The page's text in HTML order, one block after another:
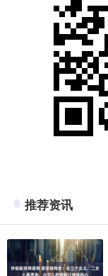
推荐资讯